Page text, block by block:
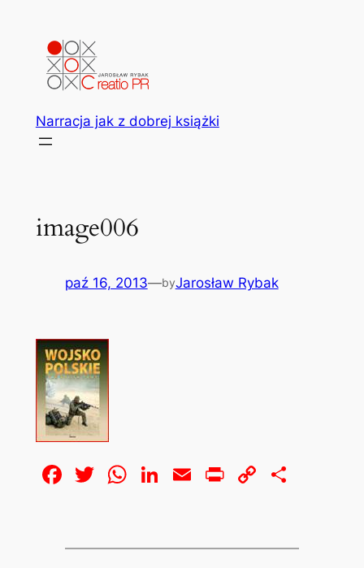
Narracja jak z dobrej książki
image006
paź 16, 2013—byJarosław Rybak
Facebook
Twitter
WhatsApp
LinkedIn
EmailPrintCopy